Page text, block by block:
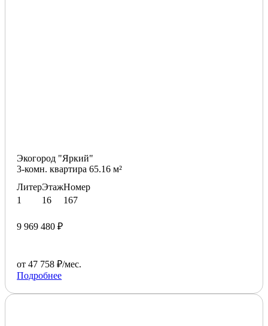
Экогород "Яркий"
3-комн. квартира 65.16 м²
Литер
1
Этаж
16
Номер
167
9 969 480 ₽
от 47 758 ₽/мес.
Подробнее